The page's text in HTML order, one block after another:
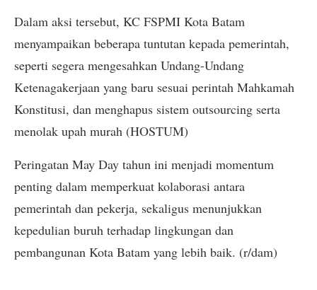
Dalam aksi tersebut, KC FSPMI Kota Batam
menyampaikan beberapa tuntutan kepada pemerintah,
seperti segera mengesahkan Undang-Undang
Ketenagakerjaan yang baru sesuai perintah Mahkamah
Konstitusi, dan menghapus sistem outsourcing serta
menolak upah murah (HOSTUM)
Peringatan May Day tahun ini menjadi momentum
penting dalam memperkuat kolaborasi antara
pemerintah dan pekerja, sekaligus menunjukkan
kepedulian buruh terhadap lingkungan dan
pembangunan Kota Batam yang lebih baik. (r/dam)